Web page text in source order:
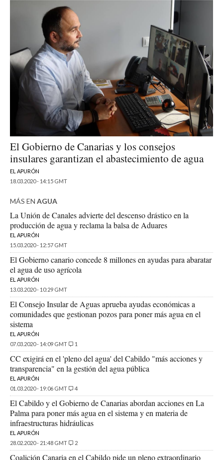
El Gobierno de Canarias y los consejos
insulares garantizan el abastecimiento de agua
EL APURÓN
18.03.2020 - 14:15 GMT
MÁS EN AGUA
La Unión de Canales advierte del descenso drástico en la
producción de agua y reclama la balsa de Aduares
EL APURÓN
15.03.2020 - 12:57 GMT
El Gobierno canario concede 8 millones en ayudas para abaratar
el agua de uso agrícola
EL APURÓN
13.03.2020 - 10:29 GMT
El Consejo Insular de Aguas aprueba ayudas económicas a
comunidades que gestionan pozos para poner más agua en el
sistema
EL APURÓN
07.03.2020 - 14:09 GMT
1
CC exigirá en el 'pleno del agua' del Cabildo "más acciones y
transparencia" en la gestión del agua pública
EL APURÓN
01.03.2020 - 19:06 GMT
4
El Cabildo y el Gobierno de Canarias abordan acciones en La
Palma para poner más agua en el sistema y en materia de
infraestructuras hidráulicas
EL APURÓN
28.02.2020 - 21:48 GMT
2
Coalición Canaria en el Cabildo pide un pleno extraordinario